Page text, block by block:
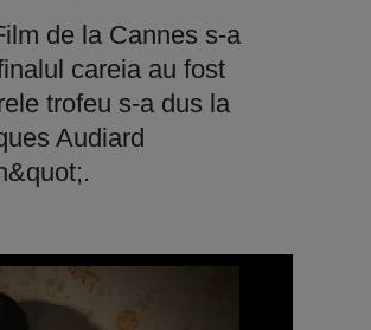
de la Cannes s-a
careia au fost
trofeu s-a dus la
Audiard